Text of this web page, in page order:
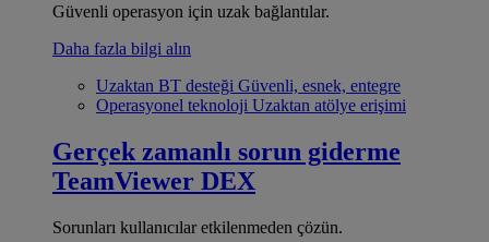
Güvenli operasyon için uzak bağlantılar.
Daha fazla bilgi alın
Uzaktan BT desteği Güvenli, esnek, entegre
Operasyonel teknoloji Uzaktan atölye erişimi
Gerçek zamanlı sorun giderme
TeamViewer DEX
Sorunları kullanıcılar etkilenmeden çözün.